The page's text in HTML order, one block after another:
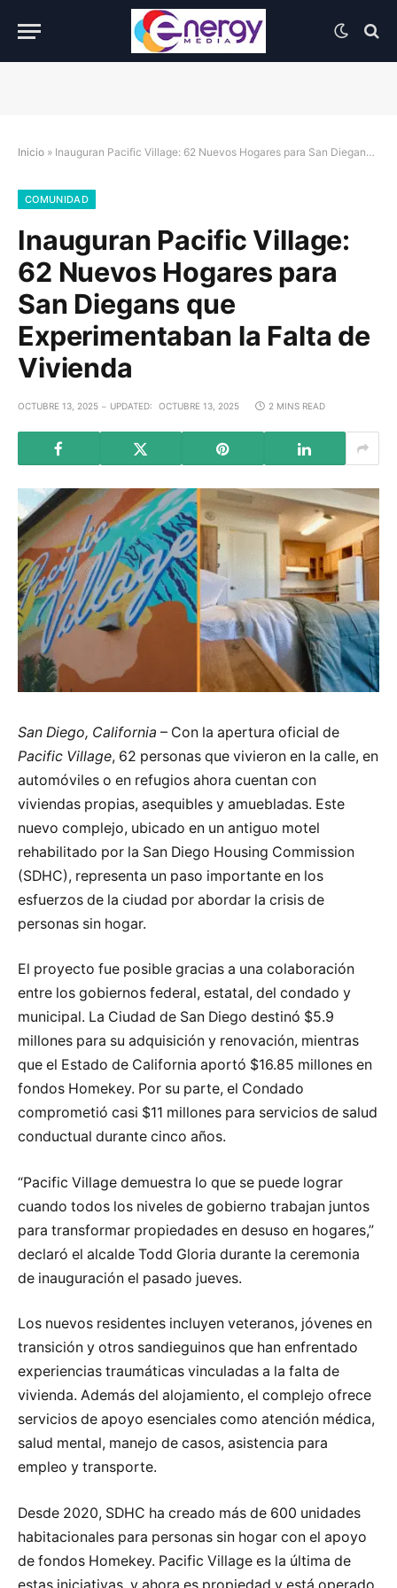
Inicio » Inauguran Pacific Village: 62 Nuevos Hogares para San Diegans que Experimentaban la Falta de Vivienda
COMUNIDAD
Inauguran Pacific Village:
62 Nuevos Hogares para
San Diegans que
Experimentaban la Falta de
Vivienda
OCTUBRE 13, 2025 UPDATED: OCTUBRE 13, 2025 2 MINS READ
San Diego, California – Con la apertura oficial de
Pacific Village, 62 personas que vivieron en la calle, en
automóviles o en refugios ahora cuentan con
viviendas propias, asequibles y amuebladas. Este
nuevo complejo, ubicado en un antiguo motel
rehabilitado por la San Diego Housing Commission
(SDHC), representa un paso importante en los
esfuerzos de la ciudad por abordar la crisis de
personas sin hogar.
El proyecto fue posible gracias a una colaboración
entre los gobiernos federal, estatal, del condado y
municipal. La Ciudad de San Diego destinó $5.9
millones para su adquisición y renovación, mientras
que el Estado de California aportó $16.85 millones en
fondos Homekey. Por su parte, el Condado
comprometió casi $11 millones para servicios de salud
conductual durante cinco años.
“Pacific Village demuestra lo que se puede lograr
cuando todos los niveles de gobierno trabajan juntos
para transformar propiedades en desuso en hogares,”
declaró el alcalde Todd Gloria durante la ceremonia
de inauguración el pasado jueves.
Los nuevos residentes incluyen veteranos, jóvenes en
transición y otros sandieguinos que han enfrentado
experiencias traumáticas vinculadas a la falta de
vivienda. Además del alojamiento, el complejo ofrece
servicios de apoyo esenciales como atención médica,
salud mental, manejo de casos, asistencia para
empleo y transporte.
Desde 2020, SDHC ha creado más de 600 unidades
habitacionales para personas sin hogar con el apoyo
de fondos Homekey. Pacific Village es la última de
estas iniciativas, y ahora es propiedad y está operado